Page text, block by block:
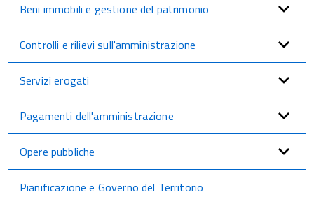
Beni immobili e gestione del patrimonio
Controlli e rilievi sull'amministrazione
Servizi erogati
Pagamenti dell'amministrazione
Opere pubbliche
Pianificazione e Governo del Territorio